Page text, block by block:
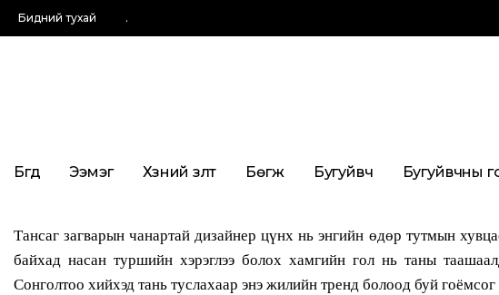
Бидний тухай .
Бүгд Ээмэг Хүзүүний зүүлт Бөгж Бугуйвч Бугуйвчны
Тансаг загварын чанартай дизайнер цүнх нь энгийн өдөр тутмын
байхад насан туршийн хэрэглээ болох хамгийн гол нь таны
Сонголтоо хийхэд тань туслахаар энэ жилийн тренд болоод буй